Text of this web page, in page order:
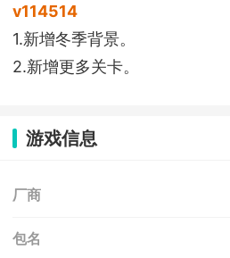
v114514
1.新增冬季背景。
2.新增更多关卡。
游戏信息
厂商
包名